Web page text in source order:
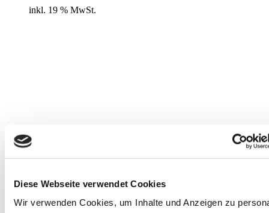
Diese Webseite verwendet Cookies
Wir verwenden Cookies, um Inhalte und Anzeigen zu
inkl. 19 % MwSt.